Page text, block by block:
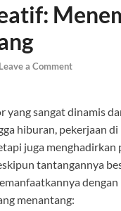
Leave a Comment
sangat dinamis
hiburan, pekerjaan
juga
tantangannya
menantang: